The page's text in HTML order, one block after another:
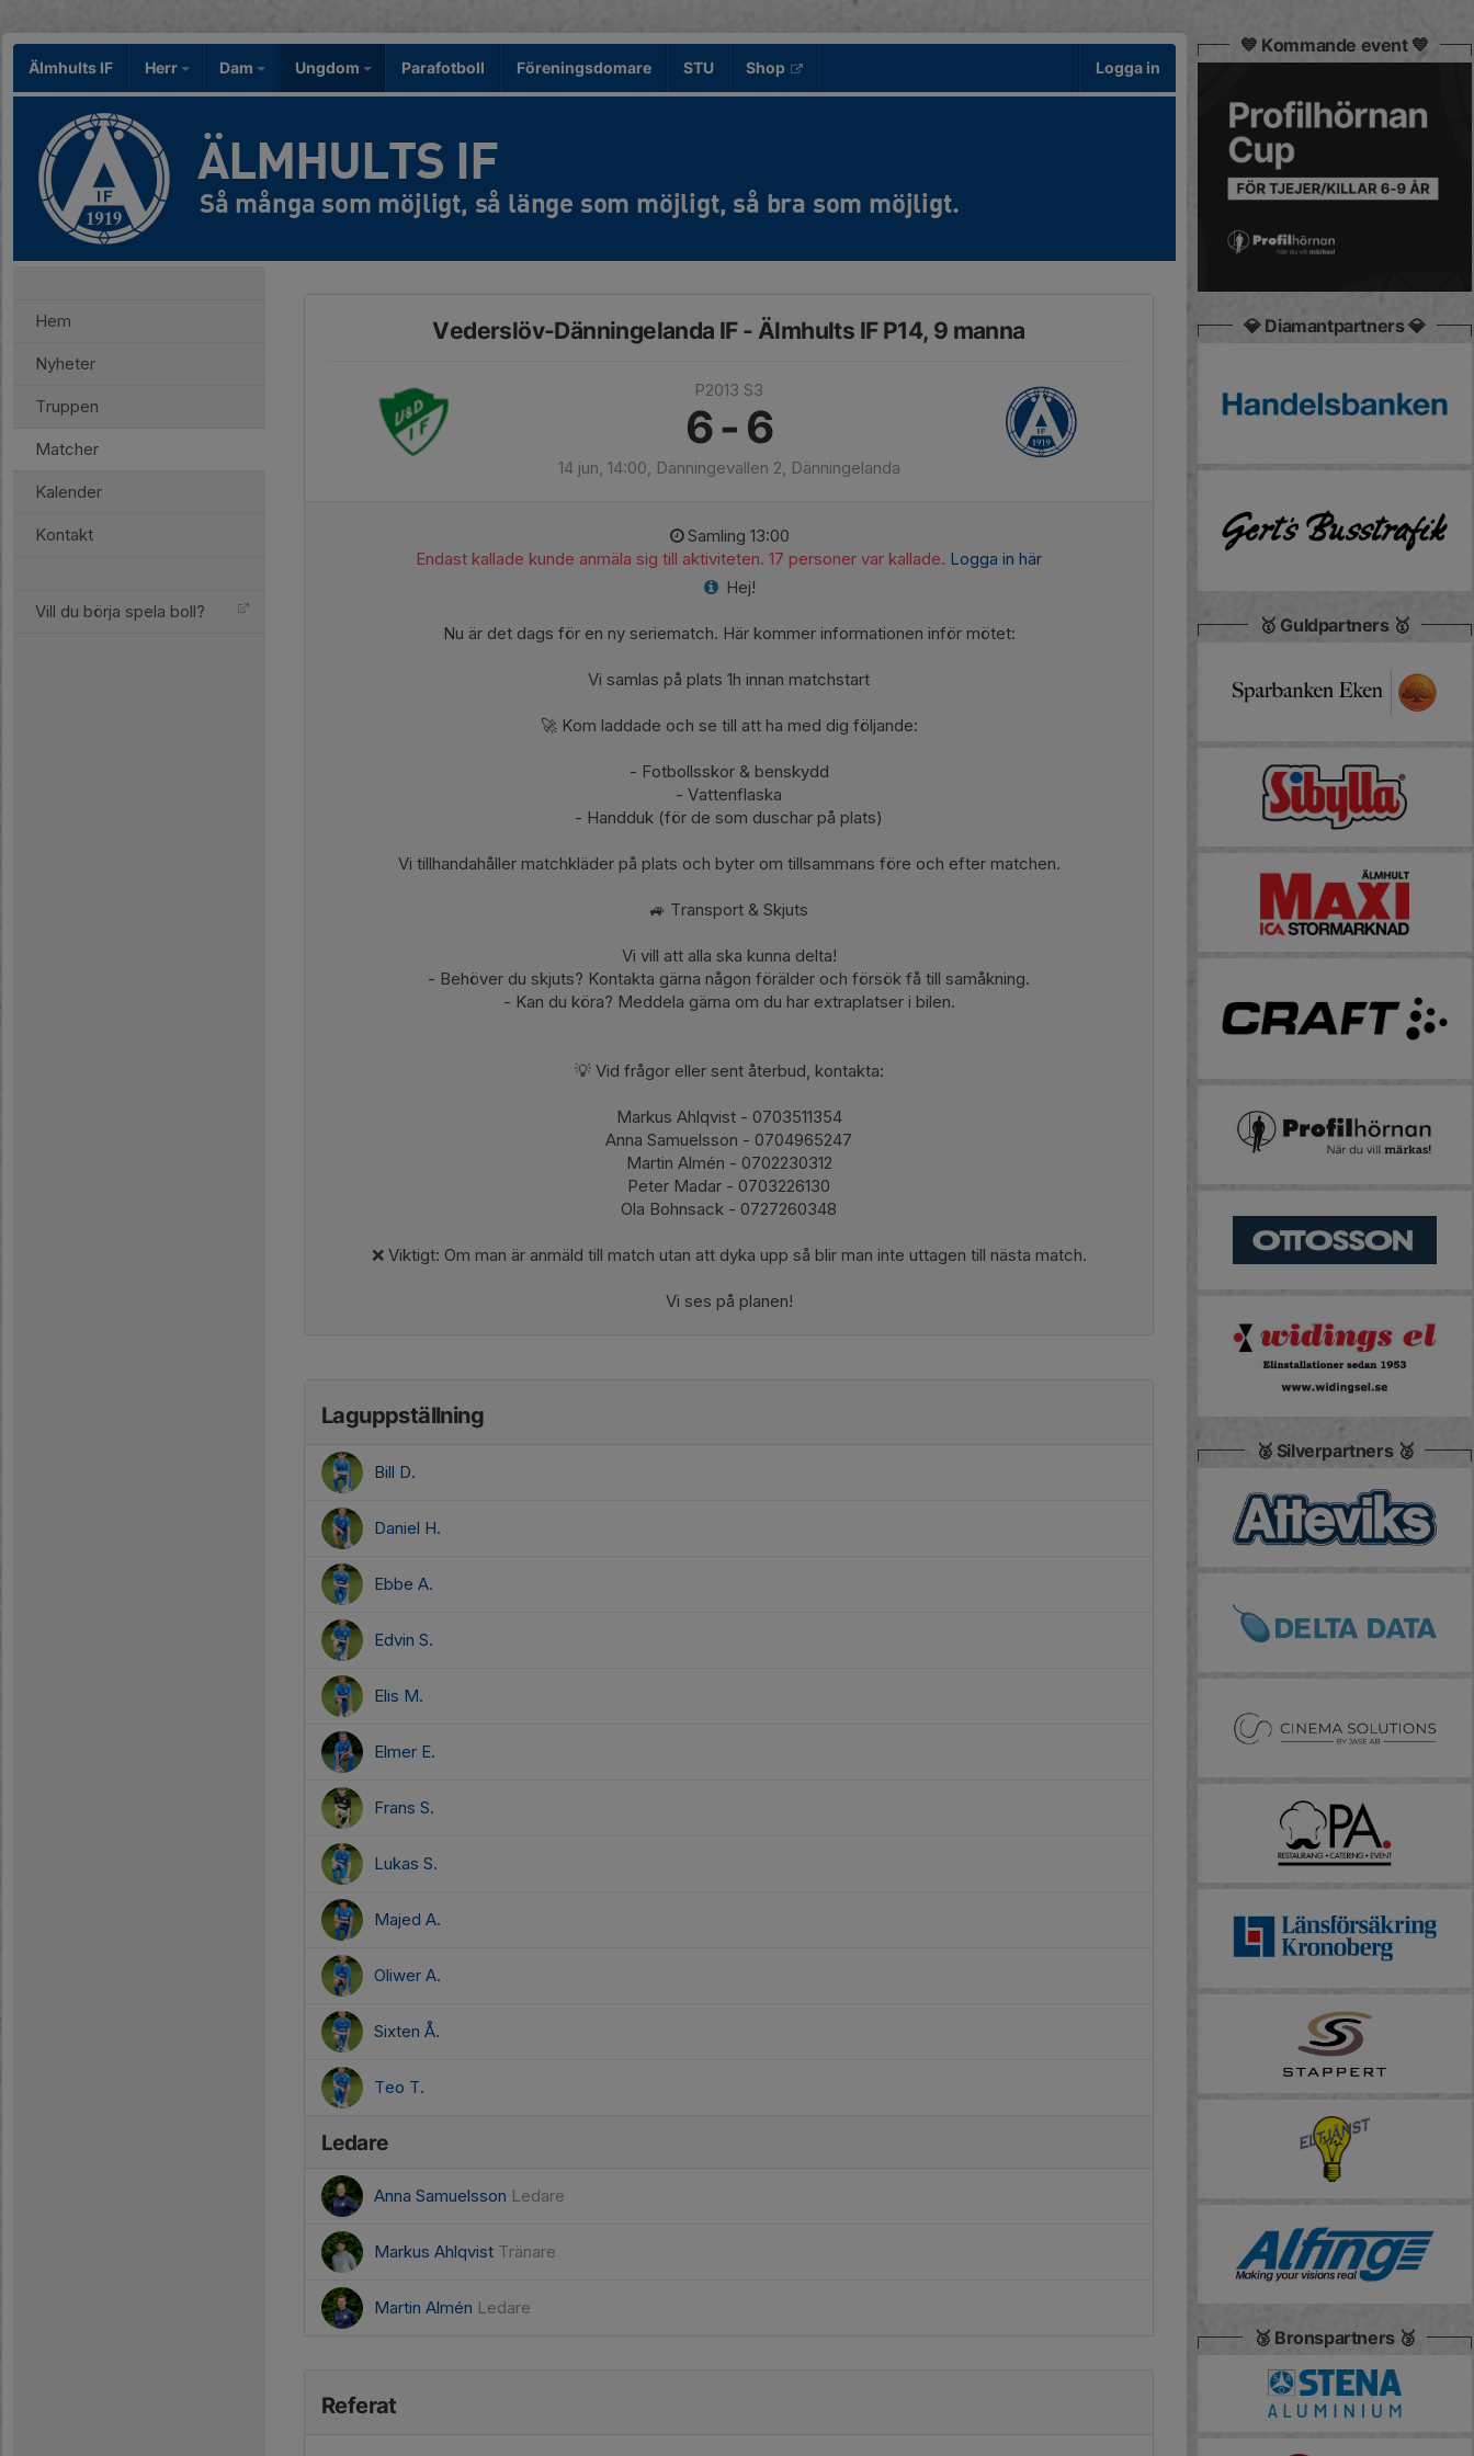
Älmhults IF Herr Dam Ungdom Parafotboll Föreningsdomare STU Shop Logga in
ÄLMHULTS IF
Hem
Nyheter
Truppen
Matcher
Kalender
Kontakt
Vill du börja spela boll?
Vederslöv-Dänningelanda IF - Älmhults IF P14, 9 manna
P2013 S3
6 - 6
14 jun, 14:00, Dänningevallen 2, Dänningelanda
Samling 13:00
Endast kallade kunde anmäla sig till aktiviteten. 17 personer var kallade. Logga in här
Hej!
Nu är det dags för en ny seriematch. Här kommer informationen inför mötet:
Vi samlas på plats 1h innan matchstart
🚀 Kom laddade och se till att ha med dig följande:
- Fotbollsskor & benskydd
- Vattenflaska
- Handduk (för de som duschar på plats)
Vi tillhandahåller matchkläder på plats och byter om tillsammans före och efter matchen.
🚙 Transport & Skjuts
Vi vill att alla ska kunna delta!
- Behöver du skjuts? Kontakta gärna någon förälder och försök få till samåkning.
- Kan du köra? Meddela gärna om du har extraplatser i bilen.
💡 Vid frågor eller sent återbud, kontakta:
Markus Ahlqvist - 0703511354
Anna Samuelsson - 0704965247
Martin Almén - 0702230312
Peter Madar - 0703226130
Ola Bohnsack - 0727260348
❌ Viktigt: Om man är anmäld till match utan att dyka upp så blir man inte uttagen till nästa match.
Vi ses på planen!
Laguppställning
Bill D.
Daniel H.
Ebbe A.
Edvin S.
Elis M.
Elmer E.
Frans S.
Lukas S.
Majed A.
Oliwer A.
Sixten Å.
Teo T.
Ledare
Anna Samuelsson Ledare
Markus Ahlqvist Tränare
Martin Almén Ledare
Referat
💙 Kommande event 💙
💎 Diamantpartners 💎
🥇 Guldpartners 🥇
🥈 Silverpartners 🥈
🥉 Bronspartners 🥉